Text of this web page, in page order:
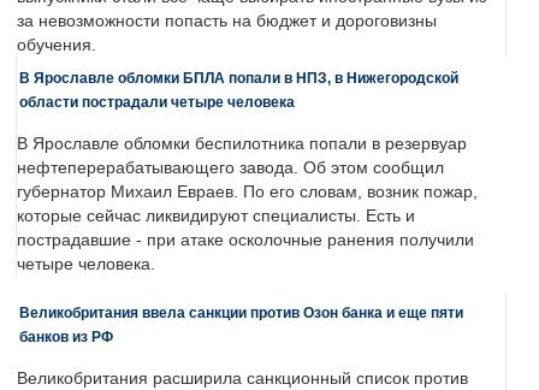
за невозможности попасть на бюджет и дороговизны
обучения.
В Ярославле обломки БПЛА попали в НПЗ, в Нижегородской
области пострадали четыре человека
В Ярославле обломки беспилотника попали в резервуар
нефтеперерабатывающего завода. Об этом сообщил
губернатор Михаил Евраев. По его словам, возник пожар,
которые сейчас ликвидируют специалисты. Есть и
пострадавшие - при атаке осколочные ранения получили
четыре человека.
Великобритания ввела санкции против Озон банка и еще пяти
банков из РФ
Великобритания расширила санкционный список против